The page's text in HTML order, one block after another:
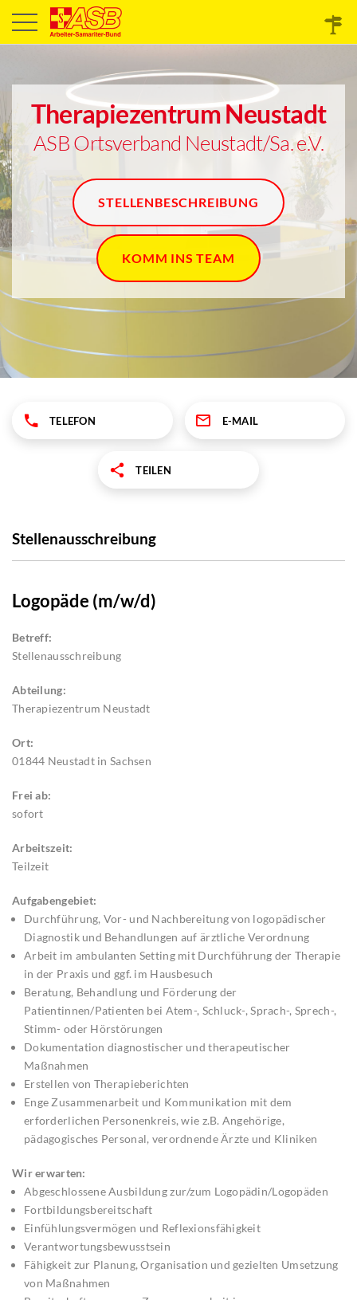
Therapiezentrum Neustadt
ASB Ortsverband Neustadt/Sa. e.V.
STELLENBESCHREIBUNG
KOMM INS TEAM
TELEFON E-MAIL
TEILEN
Stellenausschreibung
Logopäde (m/w/d)
Betreff:
Stellenausschreibung
Abteilung:
Therapiezentrum Neustadt
Ort:
01844 Neustadt in Sachsen
Frei ab:
sofort
Arbeitszeit:
Teilzeit
Aufgabengebiet:
Durchführung, Vor- und Nachbereitung von logopädischer
Diagnostik und Behandlungen auf ärztliche Verordnung
Arbeit im ambulanten Setting mit Durchführung der Therapie
in der Praxis und ggf. im Hausbesuch
Beratung, Behandlung und Förderung der
Patientinnen/Patienten bei Atem-, Schluck-, Sprach-, Sprech-,
Stimm- oder Hörstörungen
Dokumentation diagnostischer und therapeutischer
Maßnahmen
Erstellen von Therapieberichten
Enge Zusammenarbeit und Kommunikation mit dem
erforderlichen Personenkreis, wie z.B. Angehörige,
pädagogisches Personal, verordnende Ärzte und Kliniken
Wir erwarten:
Abgeschlossene Ausbildung zur/zum Logopädin/Logopäden
Fortbildungsbereitschaft
Einfühlungsvermögen und Reflexionsfähigkeit
Verantwortungsbewusstsein
Fähigkeit zur Planung, Organisation und gezielten Umsetzung
von Maßnahmen